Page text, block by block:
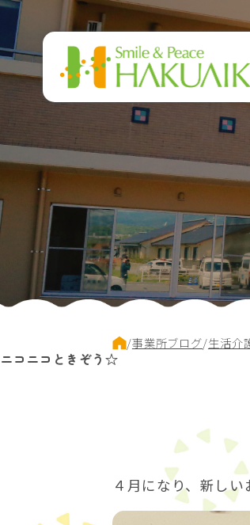
このページの本文へ
現
在
/事業所ブログ/生活介
ニコニコときぞう☆
４月になり、新し